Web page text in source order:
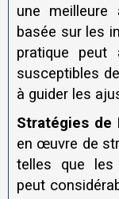
une meilleure
basée sur les
pratique peut
susceptibles
à guider les
Stratégies de
en œuvre de
telles que les
peut